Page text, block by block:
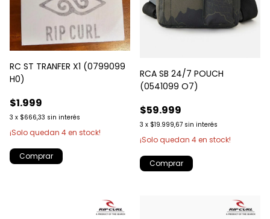
RC ST TRANFER X1 (0799099
H0)
$1.999
3 x $666,33 sin interés
¡Solo quedan 4en stock!
RCA SB 24/7 POUCH
(0541099 O7)
$59.999
3 x $19.999,67 sin interés
¡Solo quedan 4en stock!